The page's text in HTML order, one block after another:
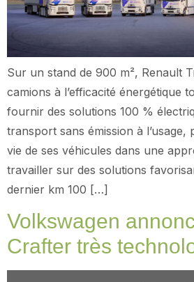
Sur un stand de 900 m², Renault
camions à l’efficacité énergétique
fournir des solutions 100 %
transport sans émission à l’usage,
vie de ses véhicules dans une
travailler sur des solutions
dernier km 100 […]
Volkswagen
Crafter très